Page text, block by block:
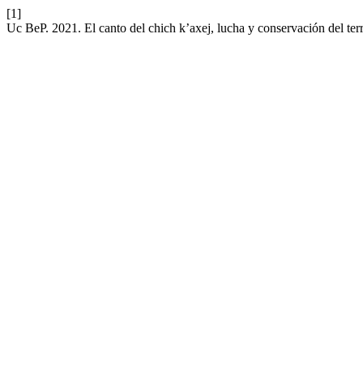
[1]
Uc BeP. 2021. El canto del chich k’axej, lucha y conservación del